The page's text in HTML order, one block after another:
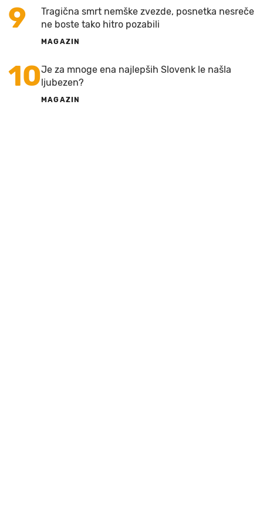
9
Tragična smrt nemške zvezde, posnetka nesreče
ne boste tako hitro pozabili
MAGAZIN
10Je za mnoge ena najlepših Slovenk le našla
ljubezen?
MAGAZIN